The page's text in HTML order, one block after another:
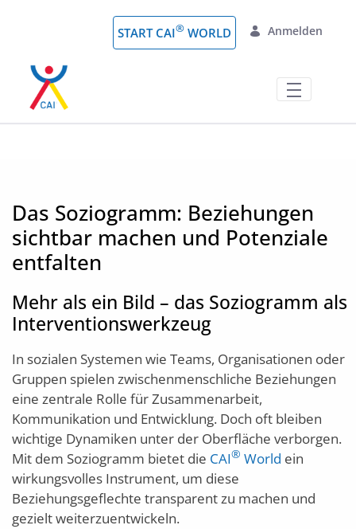
Zum Hauptinhalt springen
START CAI® WORLD Anmelden
Das Soziogramm: Beziehungen
sichtbar machen und Potenziale
entfalten
Mehr als ein Bild – das Soziogramm als
Interventionswerkzeug
In sozialen Systemen wie Teams, Organisationen oder
Gruppen spielen zwischenmenschliche Beziehungen
eine zentrale Rolle für Zusammenarbeit,
Kommunikation und Entwicklung. Doch oft bleiben
wichtige Dynamiken unter der Oberfläche verborgen.
Mit dem Soziogramm bietet die CAI® World ein
wirkungsvolles Instrument, um diese
Beziehungsgeflechte transparent zu machen und
gezielt weiterzuentwickeln.